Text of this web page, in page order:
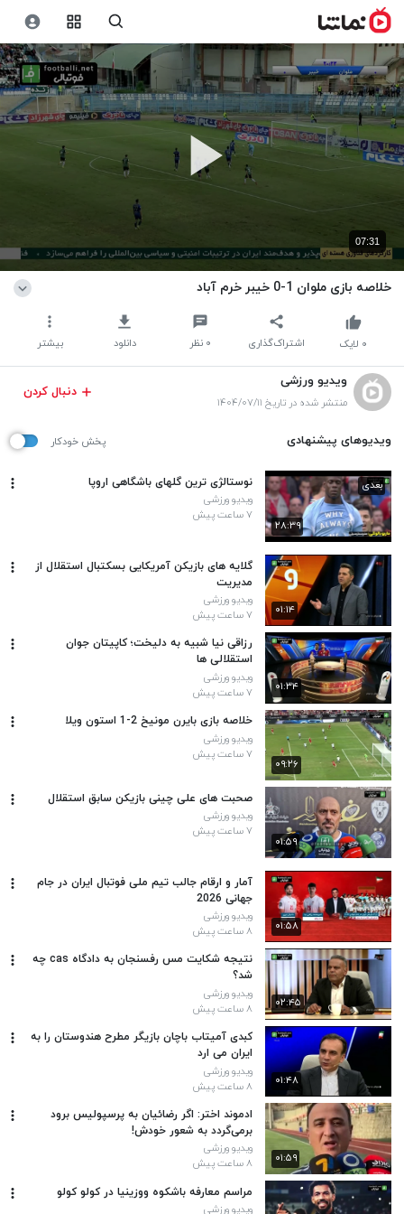
07:31
خلاصه بازی ملوان 1-0 خیبر خرم آباد
اشتراک‌گذاری ۰ نظر دانلود بیشتر ۰ لایک
ویدیو ورزشی
منتشر شده در تاریخ ۱۴۰۴/۰۷/۱۱
دنبال کردن
ویدیوهای پیشنهادی پخش خودکار
۲۸:۳۹
بعدی نوستالژی ترین گلهای باشگاهی اروپا
ویدیو ورزشی
۷ ساعت پیش
۰۱:۱۴
گلایه های بازیکن آمریکایی بسکتبال استقلال از
مدیریت
ویدیو ورزشی
۷ ساعت پیش
۰۱:۳۴
رزاقی نیا شبیه به دلیخت؛ کاپیتان جوان
استقلالی ها
ویدیو ورزشی
۷ ساعت پیش
۰۹:۲۶
خلاصه بازی بایرن مونیخ 2-1 استون ویلا
ویدیو ورزشی
۷ ساعت پیش
۰۱:۵۹
صحبت های علی چینی بازیکن سابق استقلال
ویدیو ورزشی
۷ ساعت پیش
۰۱:۵۸
آمار و ارقام جالب تیم ملی فوتبال ایران در جام
جهانی 2026
ویدیو ورزشی
۸ ساعت پیش
۰۲:۴۵
نتیجه شکایت مس رفسنجان به دادگاه cas چه
شد؟
ویدیو ورزشی
۸ ساعت پیش
۰۱:۴۸
کبدی آمیتاب باچان بازیگر مطرح هندوستان را به
ایران می‌ ارد
ویدیو ورزشی
۸ ساعت پیش
۰۱:۵۹
ادموند اختر: اگر رضائیان به پرسپولیس برود
برمی‌گردد به شعور خودش!
ویدیو ورزشی
۸ ساعت پیش
مراسم معارفه باشکوه ووزینیا در کولو کولو
ویدیو ورزشی